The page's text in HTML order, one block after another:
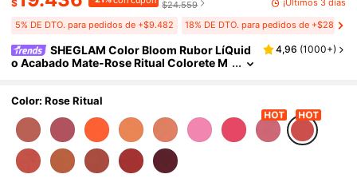
$ $24.559
5% DE DTO. para pedidos de +$9.482 18% DE DTO. para pedidos de +$28.445
SHEGLAM Color Bloom Rubor LíQuid
o Acabado Mate-Rose Ritual Colorete M
4,96 (1000+)
Color: Rose Ritual